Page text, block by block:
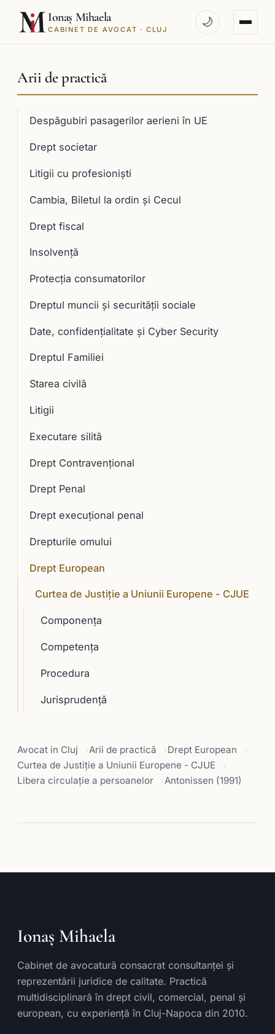
Ionaș Mihaela
CABINET DE AVOCAT · CLUJ
🌙
Arii de practică
Despăgubiri pasagerilor aerieni în UE
Drept societar
Litigii cu profesioniști
Cambia, Biletul la ordin și Cecul
Drept fiscal
Insolvență
Protecția consumatorilor
Dreptul muncii și securității sociale
Date, confidențialitate și Cyber Security
Dreptul Familiei
Starea civilă
Litigii
Executare silită
Drept Contravențional
Drept Penal
Drept execuţional penal
Drepturile omului
Drept European
Curtea de Justiție a Uniunii Europene - CJUE
Componenţa
Competenţa
Procedura
Jurisprudență
Avocat in Cluj Arii de practică
Drept European
Curtea de Justiție a Uniunii Europene - CJUE
Libera circulaţie a persoanelor
Antonissen (1991)
Ionaș Mihaela
Cabinet de avocatură consacrat consultanței și
reprezentării juridice de calitate. Practică
multidisciplinară în drept civil, comercial, penal și
european, cu experiență în Cluj-Napoca din 2010.